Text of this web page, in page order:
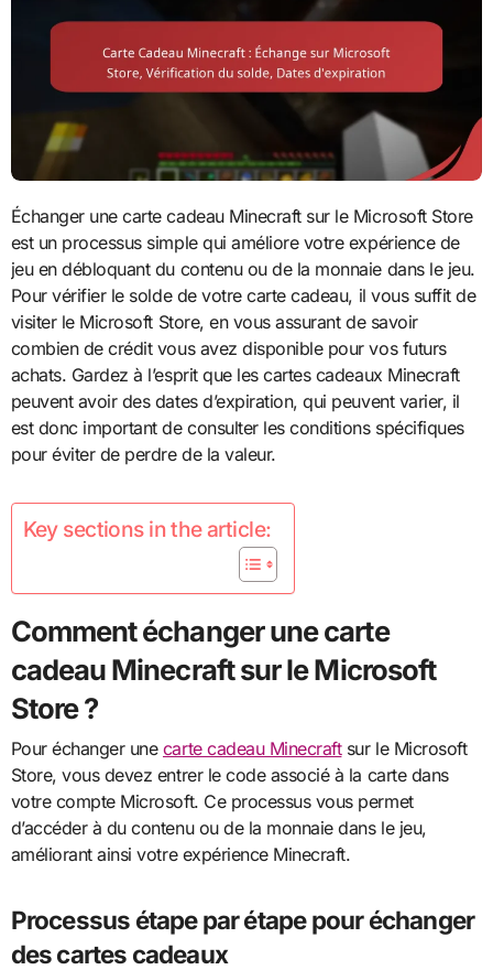
Échanger une carte cadeau Minecraft sur le Microsoft Store
est un processus simple qui améliore votre expérience de
jeu en débloquant du contenu ou de la monnaie dans le jeu.
Pour vérifier le solde de votre carte cadeau, il vous suffit de
visiter le Microsoft Store, en vous assurant de savoir
combien de crédit vous avez disponible pour vos futurs
achats. Gardez à l’esprit que les cartes cadeaux Minecraft
peuvent avoir des dates d’expiration, qui peuvent varier, il
est donc important de consulter les conditions spécifiques
pour éviter de perdre de la valeur.
Key sections in the article:
Comment échanger une carte
cadeau Minecraft sur le Microsoft
Store ?
Pour échanger une carte cadeau Minecraftsur le Microsoft
Store, vous devez entrer le code associé à la carte dans
votre compte Microsoft. Ce processus vous permet
d’accéder à du contenu ou de la monnaie dans le jeu,
améliorant ainsi votre expérience Minecraft.
Processus étape par étape pour échanger
des cartes cadeaux